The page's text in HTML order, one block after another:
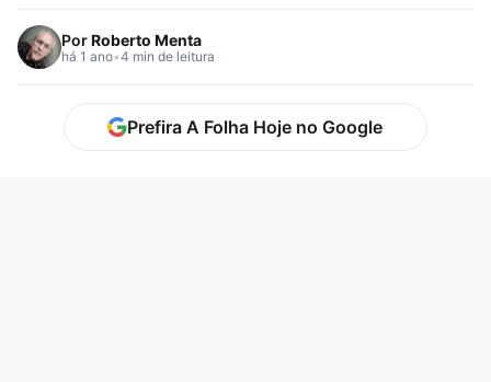
PorRoberto Menta
há 1 ano•4 min de leitura
Prefira A Folha Hoje no Google